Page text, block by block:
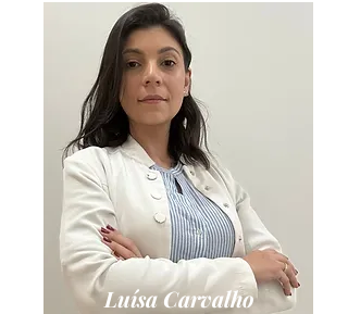
Luísa Carvalho